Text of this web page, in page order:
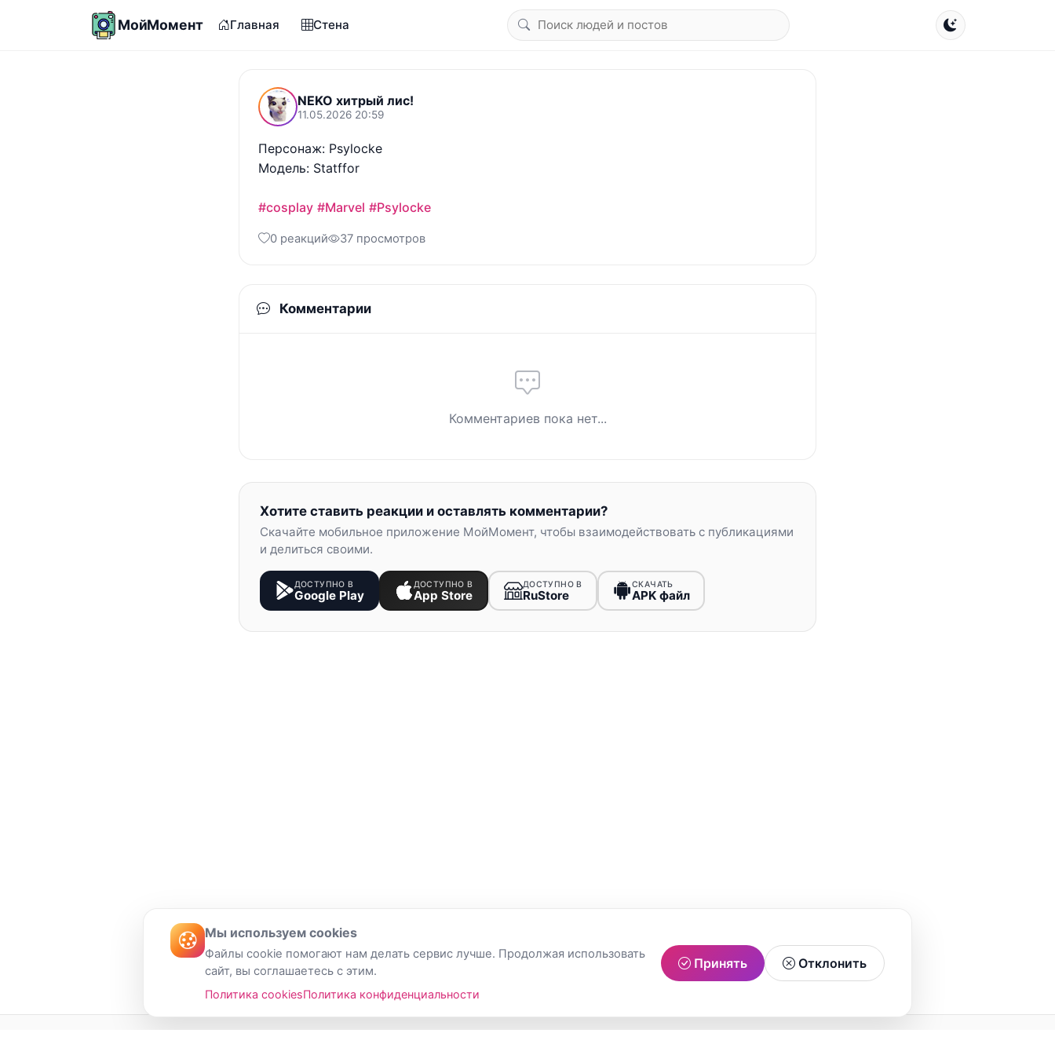
МойМомент Главная Стена
NEKO хитрый лис!
11.05.2026 20:59
Персонаж: Psylocke
Модель: Statffor
#cosplay #Marvel #Psylocke
0 реакций 37 просмотров
Комментарии
Комментариев пока нет...
Хотите ставить реакции и оставлять комментарии?
Скачайте мобильное приложение МойМомент, чтобы взаимодействовать с публикациями
и делиться своими.
ДОСТУПНО В
Google Play
ДОСТУПНО В
App Store
ДОСТУПНО В
RuStore
СКАЧАТЬ
APK файл
Мы используем cookies
Файлы cookie помогают нам делать сервис лучше. Продолжая использовать
сайт, вы соглашаетесь с этим.
Политика cookiesПолитика конфиденциальности
Принять Отклонить